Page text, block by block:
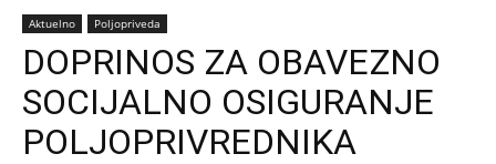
Aktuelno Poljopriveda
DOPRINOS ZA OBAVEZNO
SOCIJALNO OSIGURANJE
POLJOPRIVREDNIKA